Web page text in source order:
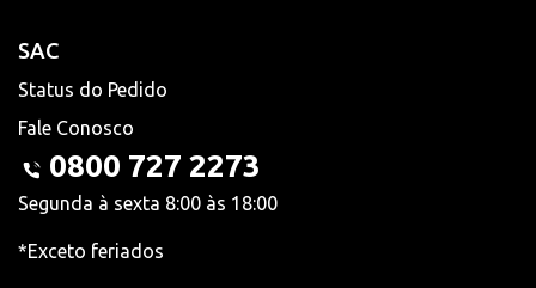
SAC
Status do Pedido
Fale Conosco
0800 727 2273
Segunda à sexta 8:00 às 18:00
*Exceto feriados